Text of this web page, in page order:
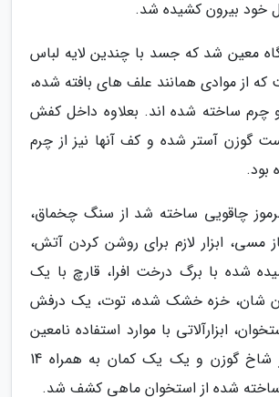
معین شد که جسد با چندین لایه لباس
از موادی همانند علف های بافته شده،
چرم ساخته شده اند. بعلاوه داخل کفش
گوزن آستر شده و کف آنها نیز از چرم
چاقویی ساخته شد از سنگ چخماق،
ابزار لازم برای روشن کردن آتش،
شده با برگ درخت افرا، قارچ با یک
شان، خزه خشک شده، توت، یک درفش
ابزارآلاتی با موارد استفاده نامعین
و ساخته شده از شاخ گوزن و یک یک کمان به همراه 14
ساخته شده از استخوان ماهی کشف شد.